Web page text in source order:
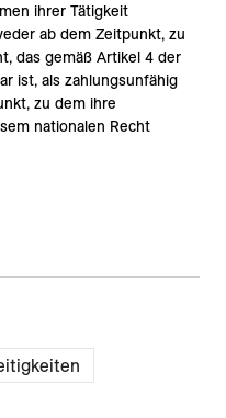
ihrer Tätigkeit
ab dem Zeitpunkt, zu
das gemäß Artikel 4 der
ist, als zahlungsunfähig
zu dem ihre
nationalen Recht